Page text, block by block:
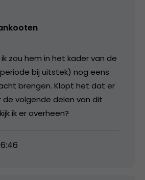
ik zou hem in het kader van de
bij uitstek) nog eens
brengen. Klopt het dat er
de volgende delen van dit
ik er overheen?